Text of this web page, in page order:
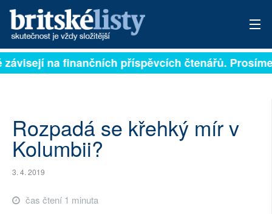
PŘIHLÁSIT
ARCHIV
ROZHOVORY
TÉMATA
NEJČTENĚJŠÍ ZA 7 DNÍ
na finančních příspěvcích čtenářů.
Rozpadá se křehký mír v
Kolumbii?
3. 4. 2019
čas čtení 1 minuta